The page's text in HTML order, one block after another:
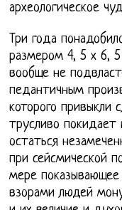
археологическое
Три года
размером 4, 5 х 6,
вообще не
педантичным
которого привыкли
трусливо покидает
остаться
при сейсмической
мере
взорами людей